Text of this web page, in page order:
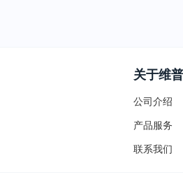
关于维普
公司介绍
产品服务
联系我们